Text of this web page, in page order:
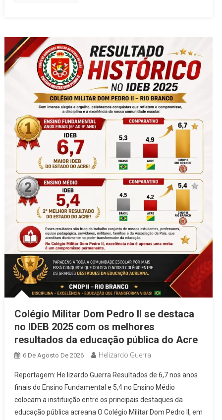
Colégio Militar Dom Pedro II se destaca
no IDEB 2025 com os melhores
resultados da educação pública do Acre
6 De Agosto De 2026 Helizardo Guerra
Reportagem: He.lizardo Guerra Resultados de 6,7 nos anos
finais do Ensino Fundamental e 5,4 no Ensino Médio
colocam a instituição entre os principais destaques da
educação pública acreana O Colégio Militar Dom Pedro II, em